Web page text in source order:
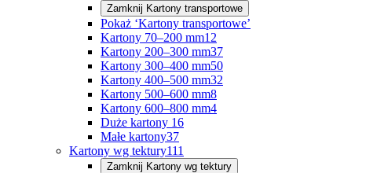
Zamknij Kartony transportowe
Pokaż ‘Kartony transportowe’
Kartony 70–200 mm12
Kartony 200–300 mm37
Kartony 300–400 mm50
Kartony 400–500 mm32
Kartony 500–600 mm8
Kartony 600–800 mm4
Duże kartony 16
Małe kartony37
Kartony wg tektury111
Zamknij Kartony wg tektury